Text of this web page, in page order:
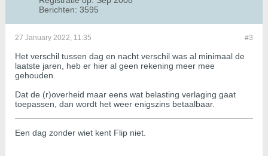
Berichten: 3595
#3
27 January 2022, 11:35
Het verschil tussen dag en nacht verschil was al minimaal de
laatste jaren, heb er hier al geen rekening meer mee
gehouden.
Dat de (r)overheid maar eens wat belasting verlaging gaat
toepassen, dan wordt het weer enigszins betaalbaar.
Een dag zonder wiet kent Flip niet.